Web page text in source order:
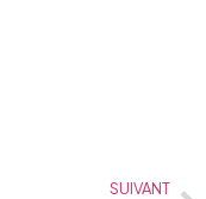
SUIVANT